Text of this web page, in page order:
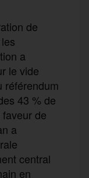
de
a
le vide
référendum
43 % de
de
a
central
en